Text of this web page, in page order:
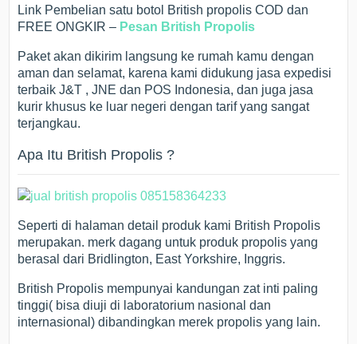
Link Pembelian satu botol British propolis COD dan
FREE ONGKIR – Pesan British Propolis
Paket akan dikirim langsung ke rumah kamu dengan
aman dan selamat, karena kami didukung jasa expedisi
terbaik J&T , JNE dan POS Indonesia, dan juga jasa
kurir khusus ke luar negeri dengan tarif yang sangat
terjangkau.
Apa Itu British Propolis ?
Seperti di halaman detail produk kami British Propolis
merupakan. merk dagang untuk produk propolis yang
berasal dari Bridlington, East Yorkshire, Inggris.
British Propolis mempunyai kandungan zat inti paling
tinggi( bisa diuji di laboratorium nasional dan
internasional) dibandingkan merek propolis yang lain.